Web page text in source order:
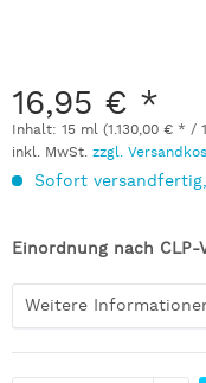
16,95 € *
Inhalt: 15 ml (1.130,00 € * /
inkl. MwSt. zzgl.
Sofort
Einordnung nach CLP-
Weitere